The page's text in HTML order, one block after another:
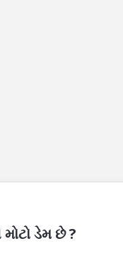
ડેમ છે ?